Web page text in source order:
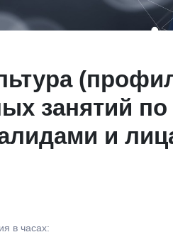
занятий по
и
в часах: